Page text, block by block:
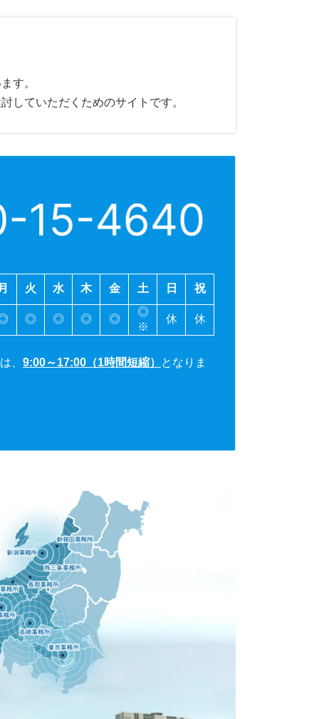
す。
していただくためのサイトです。
火 水 木 金 土 日 祝
◎ ◎ ◎ ◎
◎
※
休 休
、 9:00～17:00（1時間短縮） となりま